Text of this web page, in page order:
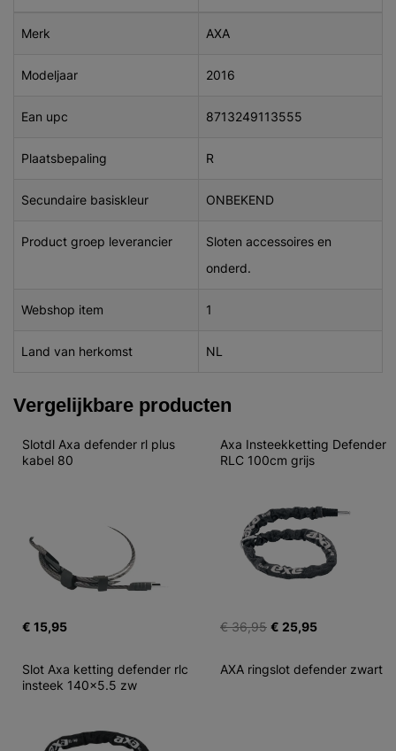
Merk AXA
Modeljaar 2016
Ean upc 8713249113555
Plaatsbepaling R
Secundaire basiskleur ONBEKEND
Product groep leverancier
Sloten accessoires en
onderd.
Webshop item 1
Land van herkomst NL
Vergelijkbare producten
Slotdl Axa defender rl plus
kabel 80
€ 15,95
Axa Insteekketting Defender
RLC 100cm grijs
€ 36,95 € 25,95
Slot Axa ketting defender rlc
insteek 140x5.5 zw
AXA ringslot defender zwart